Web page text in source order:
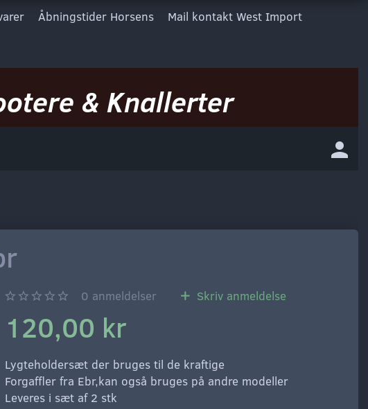
Åbningstider Horsens Mail kontakt West Import
& Knallerter
0 anmeldelser Skriv anmeldelse
120,00 kr
Lygteholdersæt der bruges til de kraftige
Forgaffler fra Ebr,kan også bruges på andre modeller
Leveres i sæt af 2 stk